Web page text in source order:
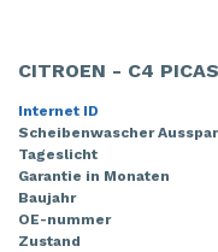
CITROEN - C4
Internet ID
Scheibenwascher
Tageslicht
Garantie in Monaten
Baujahr
OE-nummer
Zustand